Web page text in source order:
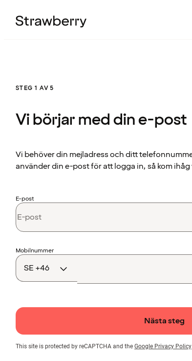
STEG 1 AV 5
Vi börjar med din e-post
Vi behöver din mejladress och ditt
använder din e-post för att logga in, så kom
E-post
Landskod
Mobilnummer
Nästa steg
This site is protected by reCAPTCHA and the Google Privacy Policy